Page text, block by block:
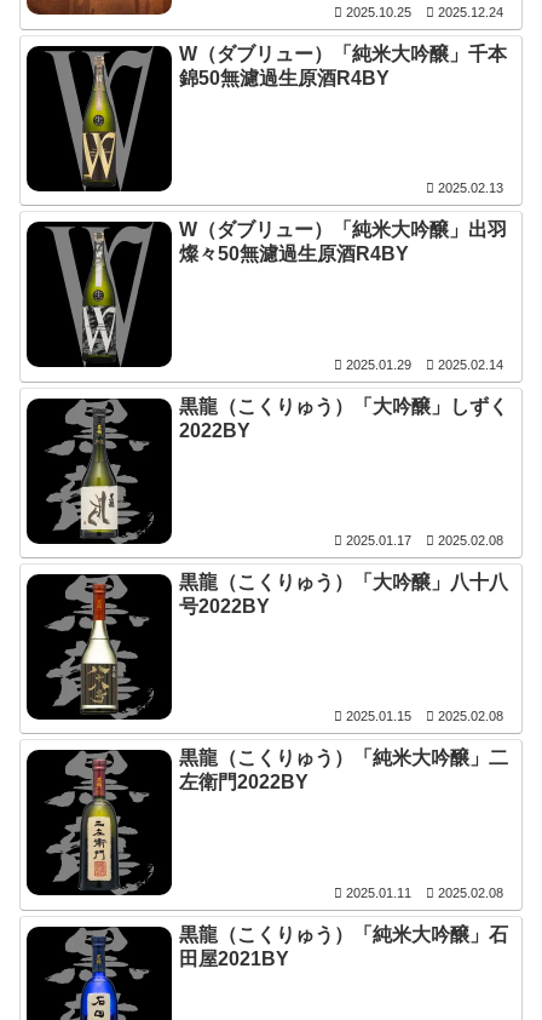
2025.10.25 2025.12.24
W（ダブリュー）「純米大吟醸」千本
錦50無濾過生原酒R4BY
2025.02.13
W（ダブリュー）「純米大吟醸」出羽
燦々50無濾過生原酒R4BY
2025.01.29 2025.02.14
黒龍（こくりゅう）「大吟醸」しずく
2022BY
2025.01.17 2025.02.08
黒龍（こくりゅう）「大吟醸」八十八
号2022BY
2025.01.15 2025.02.08
黒龍（こくりゅう）「純米大吟醸」二
左衛門2022BY
2025.01.11 2025.02.08
黒龍（こくりゅう）「純米大吟醸」石
田屋2021BY